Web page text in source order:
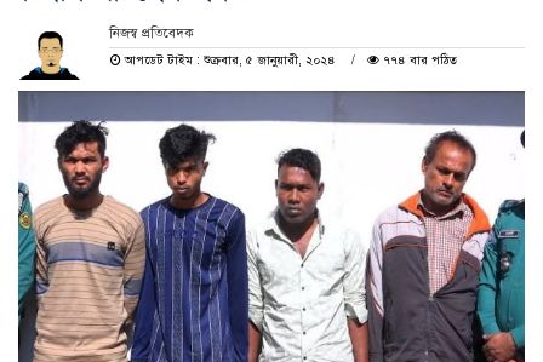
নিজস্ব প্রতিবেদক
আপডেট টাইম : শুক্রবার, ৫ জানুয়ারী, ২০২৪
৭৭৪ বার পঠিত